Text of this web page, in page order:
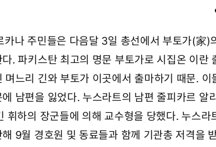
카나 주민들은 다음달 3일 총선에서 부토가(家)
. 파키스탄 최고의 명문 부토가로 시집온 이란
느리 긴와 부토가 이곳에서 출마하기 때문. 이
남편을 잃었다. 누스라트의 남편 줄피카르 알
휘하의 장군들에 의해 교수형을 당했다. 누스라
9월 경호원 및 동료들과 함께 기관총 저격을